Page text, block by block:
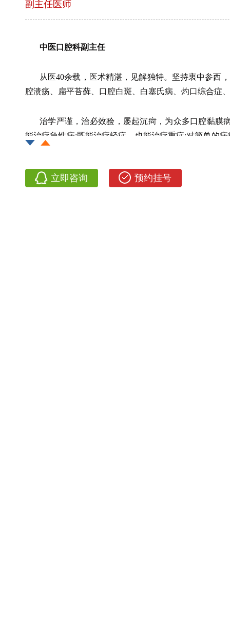
副主任医师
中医口腔科副主任
从医40余载，医术精湛，见解独特。坚持衷中参西
腔溃疡、扁平苔藓、口腔白斑、白塞氏病、灼口综合症
治学严谨，治必效验，屡起沉疴，为众多口腔黏膜
能治疗急性病;既能治疗轻症，也能治疗重症;对简单的
德艺双馨护卫患者健康
立即咨询 预约挂号